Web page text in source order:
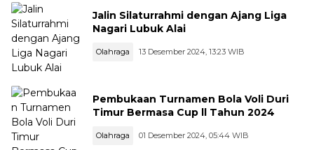
Jalin Silaturrahmi dengan Ajang Liga
Nagari Lubuk Alai
Olahraga 13 Desember 2024, 13:23 WIB
Pembukaan Turnamen Bola Voli Duri
Timur Bermasa Cup ll Tahun 2024
Olahraga 01 Desember 2024, 05:44 WIB